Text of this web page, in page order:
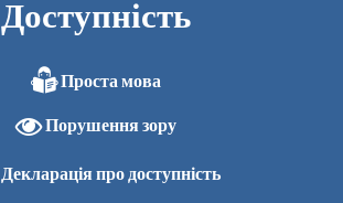
Доступність
Проста мова
Порушення зору
Декларація про доступність